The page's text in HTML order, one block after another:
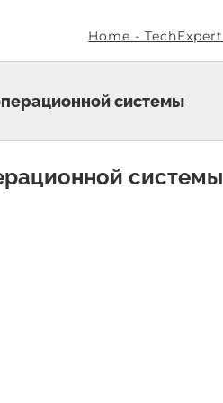
Home - TechExpert
системы
системы